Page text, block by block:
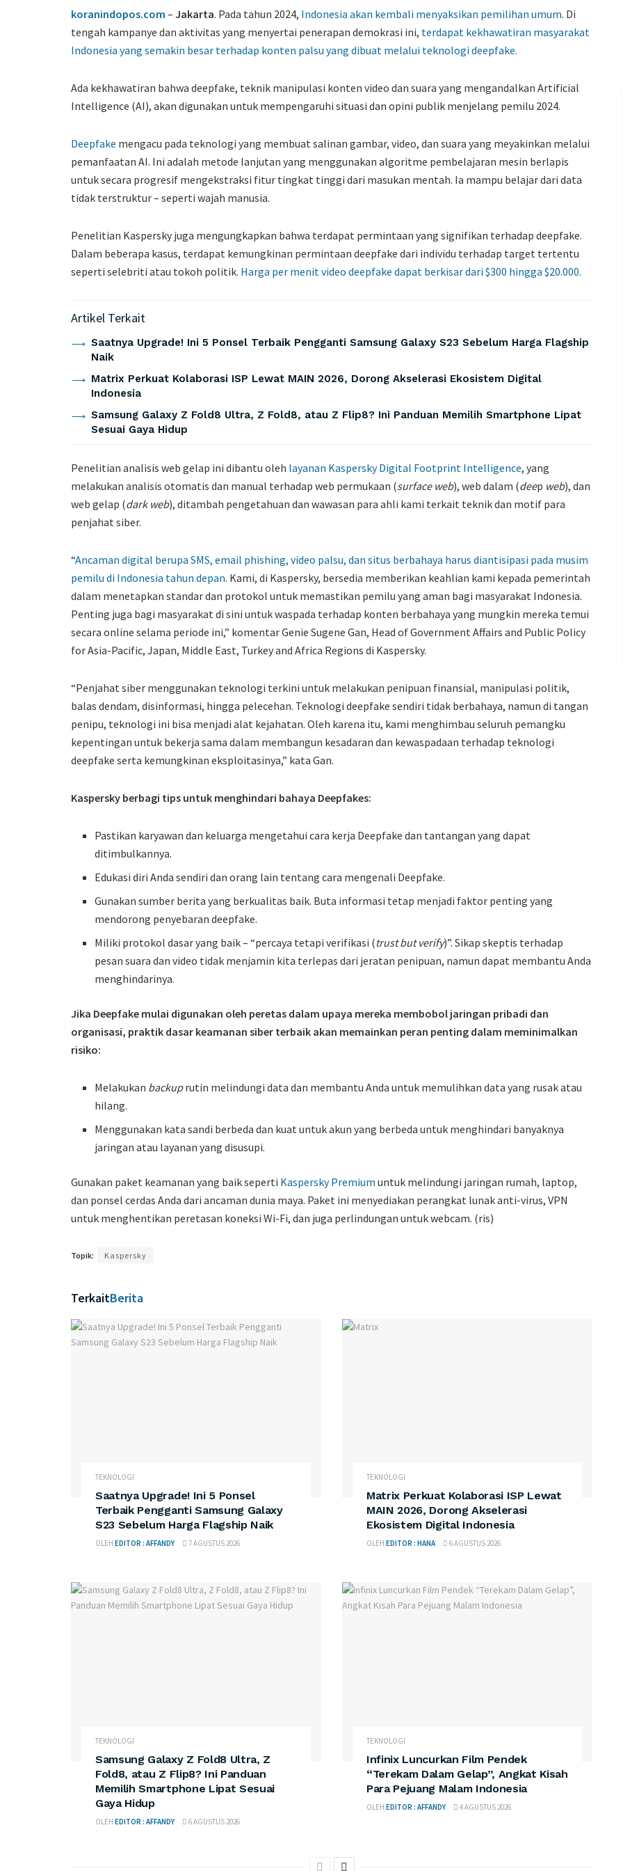
koranindopos.com – Jakarta. Pada tahun 2024, Indonesia akan kembali menyaksikan pemilihan umum. Di
tengah kampanye dan aktivitas yang menyertai penerapan demokrasi ini, terdapat kekhawatiran masyarakat
Indonesia yang semakin besar terhadap konten palsu yang dibuat melalui teknologi deepfake.
Ada kekhawatiran bahwa deepfake, teknik manipulasi konten video dan suara yang mengandalkan Artificial
Intelligence (AI), akan digunakan untuk mempengaruhi situasi dan opini publik menjelang pemilu 2024.
Deepfake mengacu pada teknologi yang membuat salinan gambar, video, dan suara yang meyakinkan melalui
pemanfaatan AI. Ini adalah metode lanjutan yang menggunakan algoritme pembelajaran mesin berlapis
untuk secara progresif mengekstraksi fitur tingkat tinggi dari masukan mentah. Ia mampu belajar dari data
tidak terstruktur – seperti wajah manusia.
Penelitian Kaspersky juga mengungkapkan bahwa terdapat permintaan yang signifikan terhadap deepfake.
Dalam beberapa kasus, terdapat kemungkinan permintaan deepfake dari individu terhadap target tertentu
seperti selebriti atau tokoh politik. Harga per menit video deepfake dapat berkisar dari $300 hingga $20.000.
Artikel Terkait
Saatnya Upgrade! Ini 5 Ponsel Terbaik Pengganti Samsung Galaxy S23 Sebelum Harga Flagship
Naik
Matrix Perkuat Kolaborasi ISP Lewat MAIN 2026, Dorong Akselerasi Ekosistem Digital
Indonesia
Samsung Galaxy Z Fold8 Ultra, Z Fold8, atau Z Flip8? Ini Panduan Memilih Smartphone Lipat
Sesuai Gaya Hidup
Penelitian analisis web gelap ini dibantu oleh layanan Kaspersky Digital Footprint Intelligence, yang
melakukan analisis otomatis dan manual terhadap web permukaan (surface web), web dalam (deep web), dan
web gelap (dark web), ditambah pengetahuan dan wawasan para ahli kami terkait teknik dan motif para
penjahat siber.
“Ancaman digital berupa SMS, email phishing, video palsu, dan situs berbahaya harus diantisipasi pada musim
pemilu di Indonesia tahun depan. Kami, di Kaspersky, bersedia memberikan keahlian kami kepada pemerintah
dalam menetapkan standar dan protokol untuk memastikan pemilu yang aman bagi masyarakat Indonesia.
Penting juga bagi masyarakat di sini untuk waspada terhadap konten berbahaya yang mungkin mereka temui
secara online selama periode ini,” komentar Genie Sugene Gan, Head of Government Affairs and Public Policy
for Asia-Pacific, Japan, Middle East, Turkey and Africa Regions di Kaspersky.
“Penjahat siber menggunakan teknologi terkini untuk melakukan penipuan finansial, manipulasi politik,
balas dendam, disinformasi, hingga pelecehan. Teknologi deepfake sendiri tidak berbahaya, namun di tangan
penipu, teknologi ini bisa menjadi alat kejahatan. Oleh karena itu, kami menghimbau seluruh pemangku
kepentingan untuk bekerja sama dalam membangun kesadaran dan kewaspadaan terhadap teknologi
deepfake serta kemungkinan eksploitasinya,” kata Gan.
Kaspersky berbagi tips untuk menghindari bahaya Deepfakes:
Pastikan karyawan dan keluarga mengetahui cara kerja Deepfake dan tantangan yang dapat
ditimbulkannya.
Edukasi diri Anda sendiri dan orang lain tentang cara mengenali Deepfake.
Gunakan sumber berita yang berkualitas baik. Buta informasi tetap menjadi faktor penting yang
mendorong penyebaran deepfake.
Miliki protokol dasar yang baik – “percaya tetapi verifikasi (trust but verify)”. Sikap skeptis terhadap
pesan suara dan video tidak menjamin kita terlepas dari jeratan penipuan, namun dapat membantu Anda
menghindarinya.
Jika Deepfake mulai digunakan oleh peretas dalam upaya mereka membobol jaringan pribadi dan
organisasi, praktik dasar keamanan siber terbaik akan memainkan peran penting dalam meminimalkan
risiko:
Melakukan backuprutin melindungi data dan membantu Anda untuk memulihkan data yang rusak atau
hilang.
Menggunakan kata sandi berbeda dan kuat untuk akun yang berbeda untuk menghindari banyaknya
jaringan atau layanan yang disusupi.
Gunakan paket keamanan yang baik seperti Kaspersky Premium untuk melindungi jaringan rumah, laptop,
dan ponsel cerdas Anda dari ancaman dunia maya. Paket ini menyediakan perangkat lunak anti-virus, VPN
untuk menghentikan peretasan koneksi Wi-Fi, dan juga perlindungan untuk webcam. (ris)
Topik: Kaspersky
TerkaitBerita
TEKNOLOGI
Saatnya Upgrade! Ini 5 Ponsel
Terbaik Pengganti Samsung Galaxy
S23 Sebelum Harga Flagship Naik
OLEH EDITOR : AFFANDY 7 AGUSTUS 2026
TEKNOLOGI
Matrix Perkuat Kolaborasi ISP Lewat
MAIN 2026, Dorong Akselerasi
Ekosistem Digital Indonesia
OLEH EDITOR : HANA 6 AGUSTUS 2026
TEKNOLOGI
Samsung Galaxy Z Fold8 Ultra, Z
Fold8, atau Z Flip8? Ini Panduan
Memilih Smartphone Lipat Sesuai
Gaya Hidup
OLEH EDITOR : AFFANDY 6 AGUSTUS 2026
TEKNOLOGI
Infinix Luncurkan Film Pendek
“Terekam Dalam Gelap”, Angkat Kisah
Para Pejuang Malam Indonesia
OLEH EDITOR : AFFANDY 4 AGUSTUS 2026